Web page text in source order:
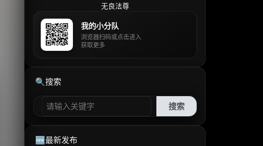
无良法尊
我的小分队
浏览器扫码或点击进入
获取更多
🔍搜索
搜索
🆕最新发布